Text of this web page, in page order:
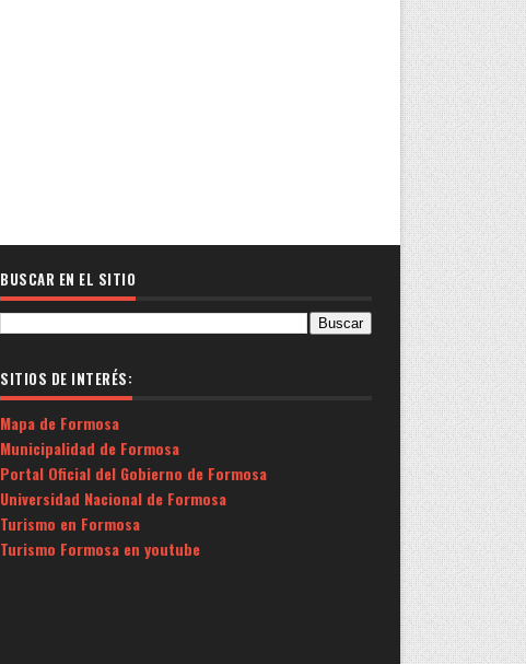
BUSCAR EN EL SITIO
SITIOS DE INTERÉS:
Mapa de Formosa
Municipalidad de Formosa
Portal Oficial del Gobierno de Formosa
Universidad Nacional de Formosa
Turismo en Formosa
Turismo Formosa en youtube